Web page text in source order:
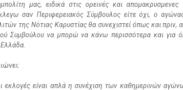
μας, ειδικά στις ορεινές και απομακρυσμενες
σαν Περιφερειακός Σύμβουλος είτε όχι, ο
της Νότιας Καρυστίας θα συνεχιστεί όπως και πριν,
Συμβούλου να μπορώ να κάνω περισσότερα και για
εκλογές είναι απλά η συνέχιση των καθημερινών